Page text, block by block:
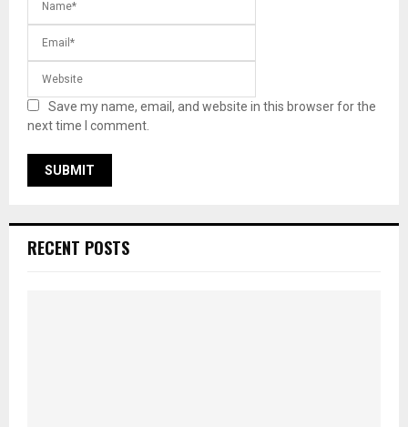
Save my name, email, and website in this browser for the
next time I comment.
RECENT POSTS